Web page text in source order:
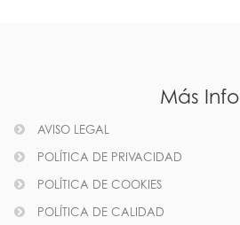
Más Info
AVISO LEGAL
POLÍTICA DE PRIVACIDAD
POLÍTICA DE COOKIES
POLÍTICA DE CALIDAD